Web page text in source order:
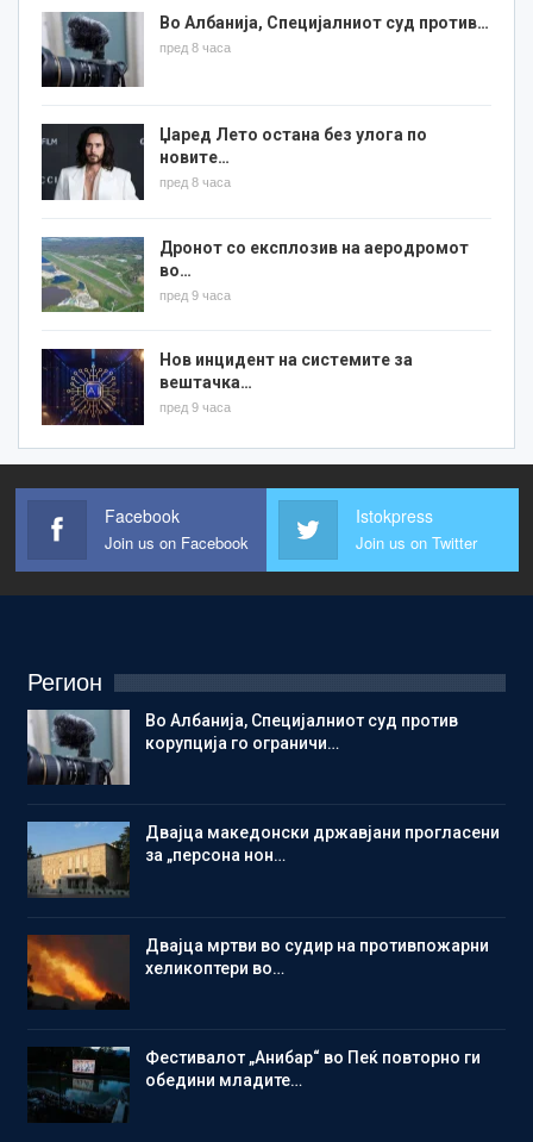
Во Албанија, Специјалниот суд против…
пред 8 часа
Џаред Лето остана без улога по
новите…
пред 8 часа
Дронот со експлозив на аеродромот
во…
пред 9 часа
Нов инцидент на системите за
вештачка…
пред 9 часа
Facebook
Join us on Facebook
Istokpress
Join us on Twitter
Регион
Во Албанија, Специјалниот суд против
корупција го ограничи…
Двајца македонски државјани прогласени
за „персона нон…
Двајца мртви во судир на противпожарни
хеликоптери во…
Фестивалот „Анибар“ во Пеќ повторно ги
обедини младите…